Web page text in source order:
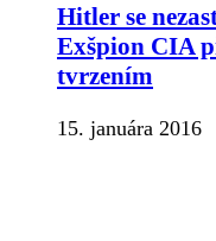
Hitler se
Exšpion CIA
tvrzením
15. januára 2016